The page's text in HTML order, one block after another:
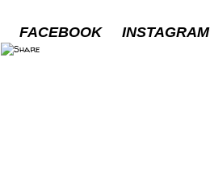
FACEBOOK INSTAGRAM